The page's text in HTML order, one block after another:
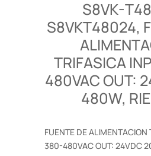
S8VK-
S8VKT48024,
TRIFASICA
480VAC OUT:
480W,
FUENTE DE ALIMENTACION
380-480VAC OUT: 24VDC